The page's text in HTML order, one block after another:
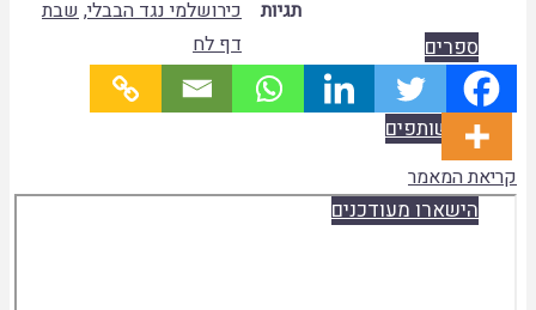
ספרים
היו שותפים
הישארו מעודכנים
תגיות
כירושלמי נגד הבבלי,שבת
דף לח
קריאת המאמר